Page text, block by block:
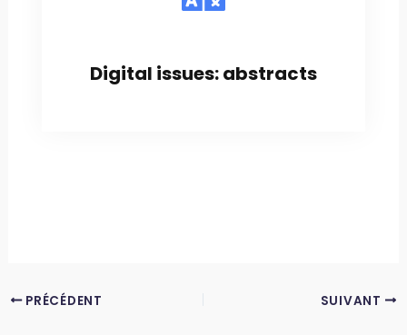
Digital issues: abstracts
PRÉCÉDENT SUIVANT